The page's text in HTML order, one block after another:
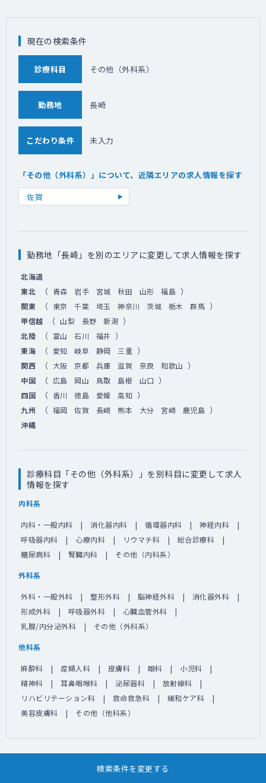
検索条件を変更する
現在の検索条件
診療科目 その他（外科系）
勤務地 長崎
こだわり条件 未入力
「その他（外科系）」について、近隣エリアの求人情報を探す
佐賀
勤務地「長崎」を別のエリアに変更して求人情報を探す
北海道
東北
（ 青森 岩手 宮城 秋田 山形 福島 ）
関東 （ 東京 千葉 埼玉 神奈川 茨城 栃木 群馬 ）
甲信越 （ 山梨 長野 新潟 ）
北陸 （ 富山 石川 福井 ）
東海 （ 愛知 岐阜 静岡 三重 ）
関西 （ 大阪 京都 兵庫 滋賀 奈良 和歌山 ）
中国 （ 広島 岡山 鳥取 島根 山口 ）
四国 （ 香川 徳島 愛媛 高知 ）
九州 （ 福岡 佐賀 長崎 熊本 大分 宮崎 鹿児島 ）
沖縄
診療科目「その他（外科系）」を別科目に変更して求人
情報を探す
内科系
内科・一般内科 消化器内科 循環器内科
神経内科
呼吸器内科
心療内科 リウマチ科
総合診療科
糖尿病科
腎臓内科 その他（内科系）
外科系
外科・一般外科 整形外科 脳神経外科
消化器外科
形成外科
呼吸器外科
心臓血管外科
乳腺/内分泌外科
その他（外科系）
他科系
麻酔科 産婦人科 皮膚科 眼科
小児科
精神科
耳鼻咽喉科 泌尿器科
放射線科
リハビリテーション科
救命救急科
緩和ケア科
美容皮膚科
その他（他科系）